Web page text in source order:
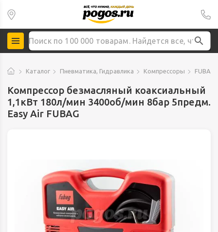
Каталог Пневматика, Гидравлика Компрессоры
Компрессор безмасляный коаксиальный
1,1кВт 180л/мин 3400об/мин 8бар 5предм.
Easy Air FUBAG